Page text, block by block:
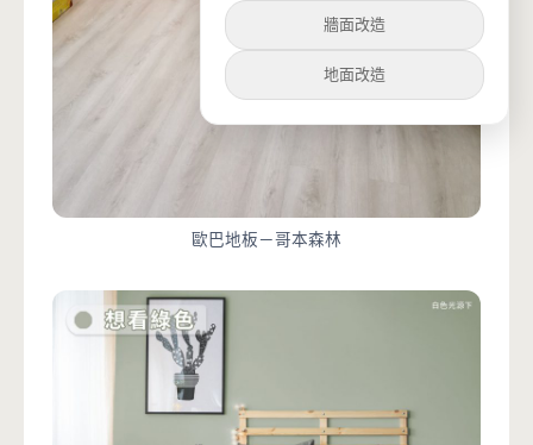
歐巴地板－哥本森林
牆面改造
地面改造